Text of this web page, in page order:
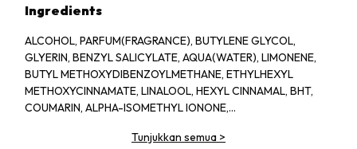
Ingredients
ALCOHOL, PARFUM(FRAGRANCE), BUTYLENE GLYCOL,
GLYERIN, BENZYL SALICYLATE, AQUA(WATER), LIMONENE,
BUTYL METHOXYDIBENZOYLMETHANE, ETHYLHEXYL
METHOXYCINNAMATE, LINALOOL, HEXYL CINNAMAL, BHT,
COUMARIN, ALPHA-ISOMETHYL IONONE,
EUGENOL, BENZYL BENZOATE, CI 60730(EXT.VIOLET 2)
Tunjukkan semua >